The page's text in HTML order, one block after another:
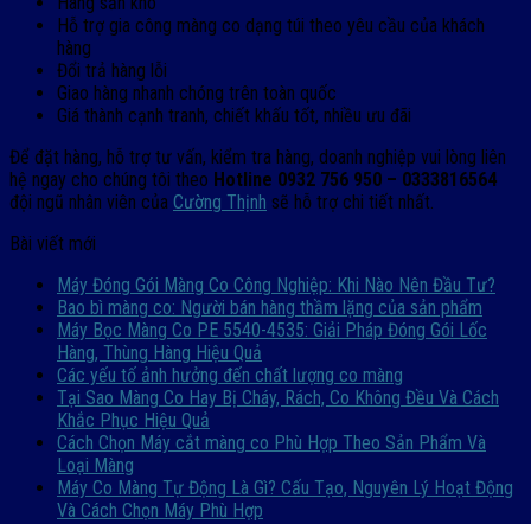
Hỗ trợ gia công màng co dạng túi theo yêu cầu của khách
hàng
Đổi trả hàng lỗi
Giao hàng nhanh chóng trên toàn quốc
Giá thành cạnh tranh, chiết khấu tốt, nhiều ưu đãi
Để đặt hàng, hỗ trợ tư vấn, kiểm tra hàng, doanh nghiệp vui lòng liên
hệ ngay cho chúng tôi theo Hotline 0932 756 950 – 0333816564
đội ngũ nhân viên của Cường Thịnh sẽ hỗ trợ chi tiết nhất.
Bài viết mới
Máy Đóng Gói Màng Co Công Nghiệp: Khi Nào Nên Đầu Tư?
Bao bì màng co: Người bán hàng thầm lặng của sản phẩm
Máy Bọc Màng Co PE 5540-4535: Giải Pháp Đóng Gói Lốc
Hàng, Thùng Hàng Hiệu Quả
Các yếu tố ảnh hưởng đến chất lượng co màng
Tại Sao Màng Co Hay Bị Cháy, Rách, Co Không Đều Và Cách
Khắc Phục Hiệu Quả
Cách Chọn Máy cắt màng co Phù Hợp Theo Sản Phẩm Và
Loại Màng
Máy Co Màng Tự Động Là Gì? Cấu Tạo, Nguyên Lý Hoạt Động
Và Cách Chọn Máy Phù Hợp